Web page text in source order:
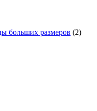
больших размеров (2)